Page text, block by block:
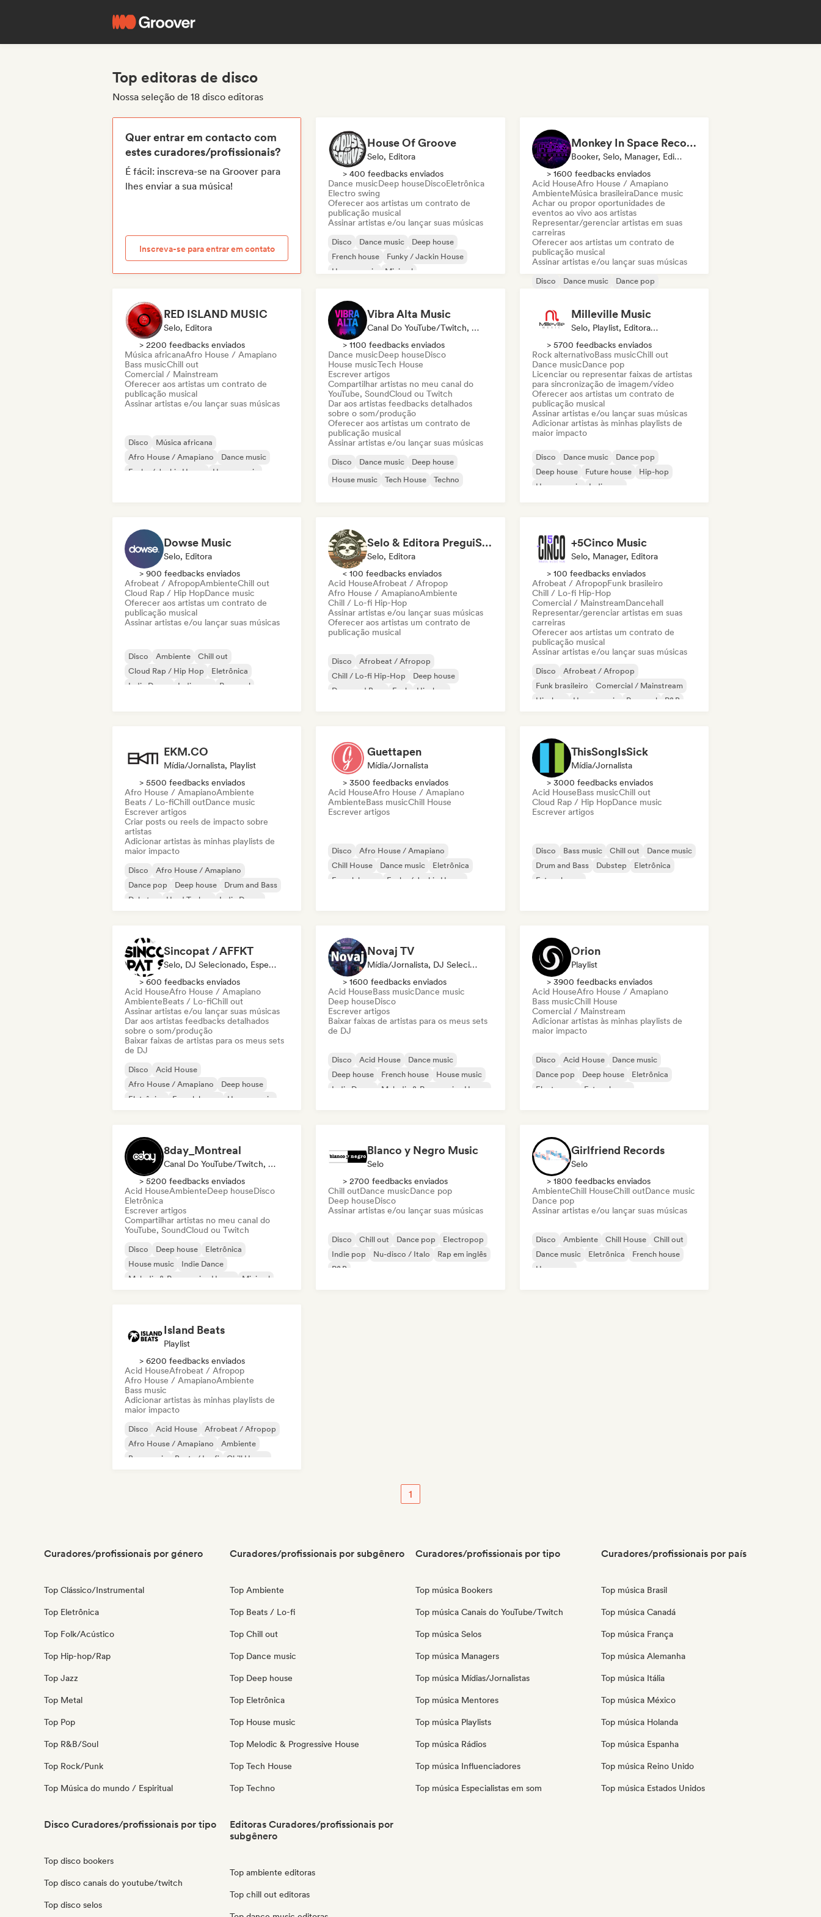
Top editoras de disco
Nossa seleção de 18 disco editoras
Quer entrar em contacto com
estes curadores/profissionais?
É fácil: inscreva-se na Groover para
lhes enviar a sua música!
Inscreva-se para entrar em contato
House Of Groove
Selo, Editora
> 400 feedbacks enviados
Dance musicDeep houseDiscoEletrônica
Electro swing
Oferecer aos artistas um contrato de
publicação musical
Assinar artistas e/ou lançar suas músicas
Disco Dance music
Deep house
French house
Funky / Jackin House
House music
Minimal
Monkey In Space Records
Booker, Selo, Manager, Editora
> 1600 feedbacks enviados
Acid HouseAfro House / Amapiano
AmbienteMúsica brasileiraDance music
Achar ou propor oportunidades de
eventos ao vivo aos artistas
Representar/gerenciar artistas em suas
carreiras
Oferecer aos artistas um contrato de
publicação musical
Assinar artistas e/ou lançar suas músicas
Disco Dance music
Dance pop
House music
Nu-disco / Italo
RED ISLAND MUSIC
Selo, Editora
> 2200 feedbacks enviados
Música africanaAfro House / Amapiano
Bass musicChill out
Comercial / Mainstream
Oferecer aos artistas um contrato de
publicação musical
Assinar artistas e/ou lançar suas músicas
Disco
Música africana
Afro House / Amapiano
Dance music
Funky / Jackin House
House music
Vibra Alta Music
Canal Do YouTube/Twitch, Selo, Mídia/Jornalista, Editora, Especialista Em Som
> 1100 feedbacks enviados
Dance musicDeep houseDisco
House musicTech House
Escrever artigos
Compartilhar artistas no meu canal do
YouTube, SoundCloud ou Twitch
Dar aos artistas feedbacks detalhados
sobre o som/produção
Oferecer aos artistas um contrato de
publicação musical
Assinar artistas e/ou lançar suas músicas
Disco Dance music
Deep house
House music
Tech House Techno
Milleville Music
Selo, Playlist, Editora, Especialista Em Sincronização
> 5700 feedbacks enviados
Rock alternativoBass musicChill out
Dance musicDance pop
Licenciar ou representar faixas de artistas
para sincronização de imagem/vídeo
Oferecer aos artistas um contrato de
publicação musical
Assinar artistas e/ou lançar suas músicas
Adicionar artistas às minhas playlists de
maior impacto
Disco Dance music
Dance pop
Deep house
Future house
Hip-hop
House music
Indie pop
Dowse Music
Selo, Editora
> 900 feedbacks enviados
Afrobeat / AfropopAmbienteChill out
Cloud Rap / Hip HopDance music
Oferecer aos artistas um contrato de
publicação musical
Assinar artistas e/ou lançar suas músicas
Disco Ambiente
Chill out
Cloud Rap / Hip Hop
Eletrônica
Indie Dance
Indie pop Pop soul
Selo & Editora PreguiSom
Selo, Editora
< 100 feedbacks enviados
Acid HouseAfrobeat / Afropop
Afro House / AmapianoAmbiente
Chill / Lo-fi Hip-Hop
Assinar artistas e/ou lançar suas músicas
Oferecer aos artistas um contrato de
publicação musical
Disco
Afrobeat / Afropop
Chill / Lo-fi Hip-Hop
Deep house
Drum and Bass
Funk
Hip-hop
+5Cinco Music
Selo, Manager, Editora
> 100 feedbacks enviados
Afrobeat / AfropopFunk brasileiro
Chill / Lo-fi Hip-Hop
Comercial / MainstreamDancehall
Representar/gerenciar artistas em suas
carreiras
Oferecer aos artistas um contrato de
publicação musical
Assinar artistas e/ou lançar suas músicas
Disco
Afrobeat / Afropop
Funk brasileiro
Comercial / Mainstream
Hip-hop
House music Pop soul R&B
EKM.CO
Mídia/Jornalista, Playlist
> 5500 feedbacks enviados
Afro House / AmapianoAmbiente
Beats / Lo-fiChill outDance music
Escrever artigos
Criar posts ou reels de impacto sobre
artistas
Adicionar artistas às minhas playlists de
maior impacto
Disco
Afro House / Amapiano
Dance pop
Deep house
Drum and Bass
Dubstep
Hard Techno Indie Dance
Guettapen
Mídia/Jornalista
> 3500 feedbacks enviados
Acid HouseAfro House / Amapiano
AmbienteBass musicChill House
Escrever artigos
Disco
Afro House / Amapiano
Chill House
Dance music
Eletrônica
French house
Funky / Jackin House
ThisSongIsSick
Mídia/Jornalista
> 3000 feedbacks enviados
Acid HouseBass musicChill out
Cloud Rap / Hip HopDance music
Escrever artigos
Disco Bass music Chill out
Dance music
Drum and Bass
Dubstep
Eletrônica
Future house
Sincopat / AFFKT
Selo, DJ Selecionado, Especialista Em Som
> 600 feedbacks enviados
Acid HouseAfro House / Amapiano
AmbienteBeats / Lo-fiChill out
Assinar artistas e/ou lançar suas músicas
Dar aos artistas feedbacks detalhados
sobre o som/produção
Baixar faixas de artistas para os meus sets
de DJ
Disco
Acid House
Afro House / Amapiano
Deep house
Eletrônica
French house
House music
Novaj TV
Mídia/Jornalista, DJ Selecionado
> 1600 feedbacks enviados
Acid HouseBass musicDance music
Deep houseDisco
Escrever artigos
Baixar faixas de artistas para os meus sets
de DJ
Disco Acid House
Dance music
Deep house
French house
House music
Indie Dance
Melodic & Progressive House
Orion
Playlist
> 3900 feedbacks enviados
Acid HouseAfro House / Amapiano
Bass musicChill House
Comercial / Mainstream
Adicionar artistas às minhas playlists de
maior impacto
Disco Acid House
Dance music
Dance pop
Deep house
Eletrônica
Electropop
Future house
8day_Montreal
Canal Do YouTube/Twitch, Mídia/Jornalista
> 5200 feedbacks enviados
Acid HouseAmbienteDeep houseDisco
Eletrônica
Escrever artigos
Compartilhar artistas no meu canal do
YouTube, SoundCloud ou Twitch
Disco Deep house
Eletrônica
House music
Indie Dance
Melodic & Progressive House
Minimal
Blanco y Negro Music
Selo
> 2700 feedbacks enviados
Chill outDance musicDance pop
Deep houseDisco
Assinar artistas e/ou lançar suas músicas
Disco Chill out Dance pop
Electropop
Indie pop
Nu-disco / Italo
Rap em inglês
R&B
Girlfriend Records
Selo
> 1800 feedbacks enviados
AmbienteChill HouseChill outDance music
Dance pop
Assinar artistas e/ou lançar suas músicas
Disco Ambiente Chill House
Chill out
Dance music
Eletrônica
French house
Hyperpop
Island Beats
Playlist
> 6200 feedbacks enviados
Acid HouseAfrobeat / Afropop
Afro House / AmapianoAmbiente
Bass music
Adicionar artistas às minhas playlists de
maior impacto
Disco Acid House
Afrobeat / Afropop
Afro House / Amapiano
Ambiente
Bass music
Beats / Lo-fi Chill House
1
Curadores/profissionais por género
Top Clássico/Instrumental
Top Eletrônica
Top Folk/Acústico
Top Hip-hop/Rap
Top Jazz
Top Metal
Top Pop
Top R&B/Soul
Top Rock/Punk
Top Música do mundo / Espiritual
Curadores/profissionais por subgênero
Top Ambiente
Top Beats / Lo-fi
Top Chill out
Top Dance music
Top Deep house
Top Eletrônica
Top House music
Top Melodic & Progressive House
Top Tech House
Top Techno
Curadores/profissionais por tipo
Top música Bookers
Top música Canais do YouTube/Twitch
Top música Selos
Top música Managers
Top música Mídias/Jornalistas
Top música Mentores
Top música Playlists
Top música Rádios
Top música Influenciadores
Top música Especialistas em som
Curadores/profissionais por país
Top música Brasil
Top música Canadá
Top música França
Top música Alemanha
Top música Itália
Top música México
Top música Holanda
Top música Espanha
Top música Reino Unido
Top música Estados Unidos
Disco Curadores/profissionais por tipo
Top disco bookers
Top disco canais do youtube/twitch
Top disco selos
Editoras Curadores/profissionais por
subgênero
Top ambiente editoras
Top chill out editoras